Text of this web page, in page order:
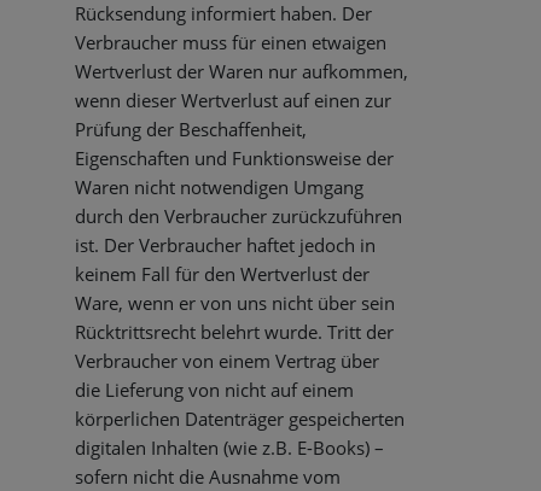
Rücksendung informiert haben. Der
Verbraucher muss für einen etwaigen
Wertverlust der Waren nur aufkommen,
wenn dieser Wertverlust auf einen zur
Prüfung der Beschaffenheit,
Eigenschaften und Funktionsweise der
Waren nicht notwendigen Umgang
durch den Verbraucher zurückzuführen
ist. Der Verbraucher haftet jedoch in
keinem Fall für den Wertverlust der
Ware, wenn er von uns nicht über sein
Rücktrittsrecht belehrt wurde. Tritt der
Verbraucher von einem Vertrag über
die Lieferung von nicht auf einem
körperlichen Datenträger gespeicherten
digitalen Inhalten (wie z.B. E-Books) –
sofern nicht die Ausnahme vom